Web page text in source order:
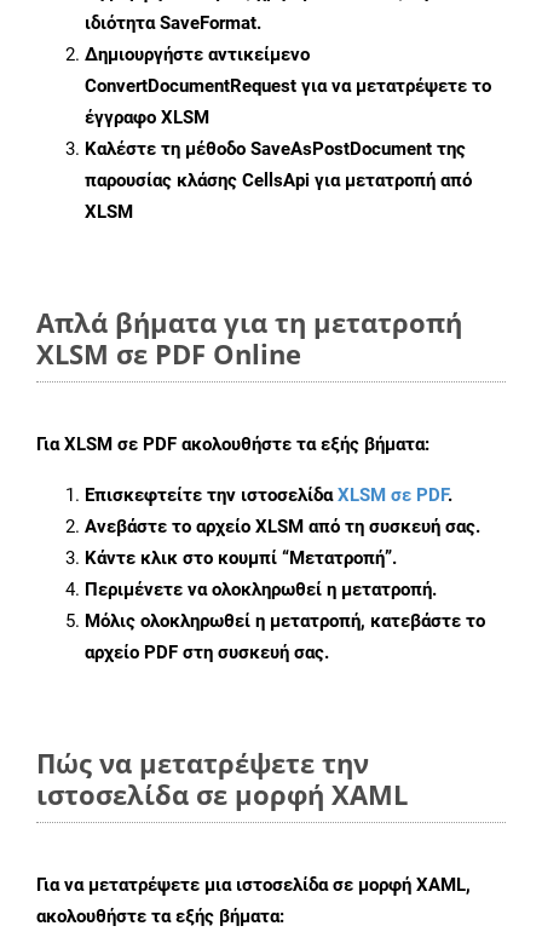
ιδιότηταSaveFormat.
Δημιουργήστε αντικείμενο
ConvertDocumentRequest για να μετατρέψετε το
έγγραφο XLSM
Καλέστε τη μέθοδο SaveAsPostDocument της
παρουσίας κλάσης CellsApi για μετατροπή από
XLSM
Απλά βήματα για τη μετατροπή
XLSM σε PDF Online
ΓιαXLSM σε PDF ακολουθήστε τα εξής βήματα:
Επισκεφτείτε την ιστοσελίδαXLSM σε PDF.
Ανεβάστε το αρχείο XLSM από τη συσκευή σας.
Κάντε κλικ στο κουμπί “Μετατροπή”.
Περιμένετε να ολοκληρωθεί η μετατροπή.
Μόλις ολοκληρωθεί η μετατροπή, κατεβάστε το
αρχείο PDF στη συσκευή σας.
Πώς να μετατρέψετε την
ιστοσελίδα σε μορφή XAML
Για να μετατρέψετε μια ιστοσελίδα σε μορφή XAML,
ακολουθήστε τα εξής βήματα: